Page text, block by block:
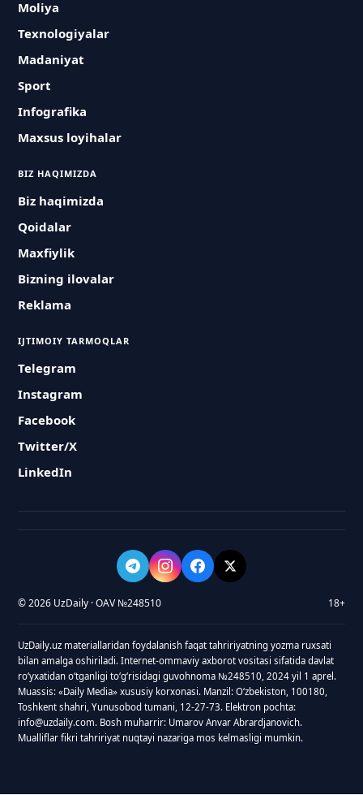
Moliya
Texnologiyalar
Madaniyat
Sport
Infografika
Maxsus loyihalar
BIZ HAQIMIZDA
Biz haqimizda
Qoidalar
Maxfiylik
Bizning ilovalar
Reklama
IJTIMOIY TARMOQLAR
Telegram
Instagram
Facebook
Twitter/X
LinkedIn
© 2026 UzDaily · OAV №248510 18+
UzDaily.uz materiallaridan foydalanish faqat tahririyatning yozma ruxsati
bilan amalga oshiriladi. Internet-ommaviy axborot vositasi sifatida davlat
roʻyxatidan oʻtganligi toʻgʻrisidagi guvohnoma №248510, 2024 yil 1 aprel.
Muassis: «Daily Media» xususiy korxonasi. Manzil: Oʻzbekiston, 100180,
Toshkent shahri, Yunusobod tumani, 12-27-73. Elektron pochta:
info@uzdaily.com. Bosh muharrir: Umarov Anvar Abrardjanovich.
Mualliflar fikri tahririyat nuqtayi nazariga mos kelmasligi mumkin.